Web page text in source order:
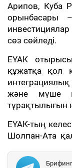
Арипов, Куба
орынбасары
сөз сөйледі.
ЕҮАК
құжатқа қол
және мүше
тұрақтылығын
ЕҮАК-тың
Шолпан-Ата